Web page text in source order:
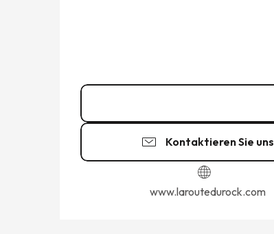
Kontaktieren Sie uns
www.laroutedurock.com